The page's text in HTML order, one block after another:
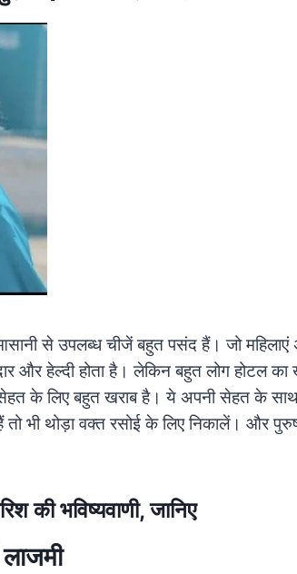
से उपलब्ध चीजें बहुत पसंद हैं। जो महिलाएं
और हेल्दी होता है। लेकिन बहुत लोग होटल
के लिए बहुत खराब है। ये अपनी सेहत के
तो भी थोड़ा वक्त रसोई के लिए निकालें। और
की भविष्यवाणी, जानिए